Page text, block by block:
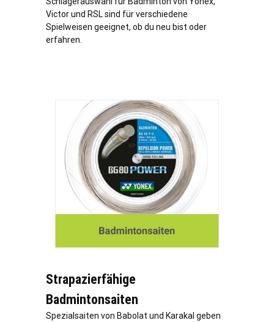
Victor und RSL sind für verschiedene
Spielweisen geeignet, ob du neu bist oder
erfahren.
Strapazierfähige
Badmintonsaiten
Spezialsaiten von Babolat und Karakal geben